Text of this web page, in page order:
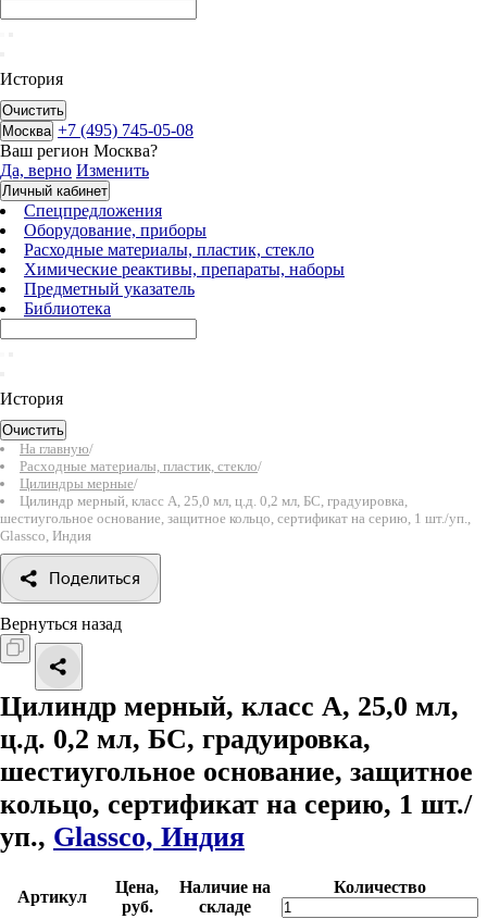
История
Очистить
Москва +7 (495) 745-05-08
Ваш регион Москва?
Да, верно Изменить
Личный кабинет
Спецпредложения
Оборудование, приборы
Расходные материалы, пластик, стекло
Химические реактивы, препараты, наборы
Предметный указатель
Библиотека
История
Очистить
На главную/
Расходные материалы, пластик, стекло/
Цилиндры мерные/
Цилиндр мерный, класс А, 25,0 мл, ц.д. 0,2 мл, БС, градуировка,
шестиугольное основание, защитное кольцо, сертификат на серию, 1 шт./уп.,
Glassco, Индия
Поделиться
Вернуться назад
Цилиндр мерный, класс А, 25,0 мл,
ц.д. 0,2 мл, БС, градуировка,
шестиугольное основание, защитное
кольцо, сертификат на серию, 1 шт./
уп., Glassco, Индия
Артикул
Цена,
руб.
Наличие на
складе
Количество